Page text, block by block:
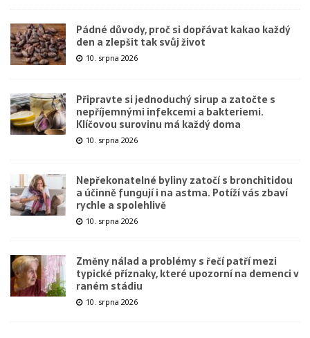
Pádné důvody, proč si dopřávat kakao každý
den a zlepšit tak svůj život
10. srpna 2026
Připravte si jednoduchý sirup a zatočte s
nepříjemnými infekcemi a bakteriemi.
Klíčovou surovinu má každý doma
10. srpna 2026
Nepřekonatelné byliny zatočí s bronchitidou
a účinně fungují i na astma. Potíží vás zbaví
rychle a spolehlivě
10. srpna 2026
Změny nálad a problémy s řečí patří mezi
typické příznaky, které upozorní na demenci v
raném stádiu
10. srpna 2026